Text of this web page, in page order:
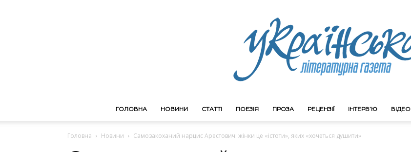
ГОЛОВНА НОВИНИ СТАТТІ ПОЕЗІЯ ПРОЗА РЕЦЕНЗІЇ ІНТЕРВ’Ю ВІДЕО
Головна Новини Самозакоханий нарцис Арестович: жінки це «істоти», яких «хочеться душити»